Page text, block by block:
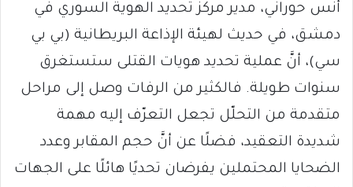
أنس حوراني، مدير مركز تحديد الهوية السوري في
دمشق، في حديث لهيئة الإذاعة البريطانية (بي بي
سي)، أنَّ عملية تحديد هويات القتلى ستستغرق
سنوات طويلة. فالكثير من الرفات وصل إلى مراحل
متقدمة من التحلّل تجعل التعرّف إليه مهمة
شديدة التعقيد، فضلًا عن أنَّ حجم المقابر وعدد
الضحايا المحتملين يفرضان تحديًا هائلًا على الجهات